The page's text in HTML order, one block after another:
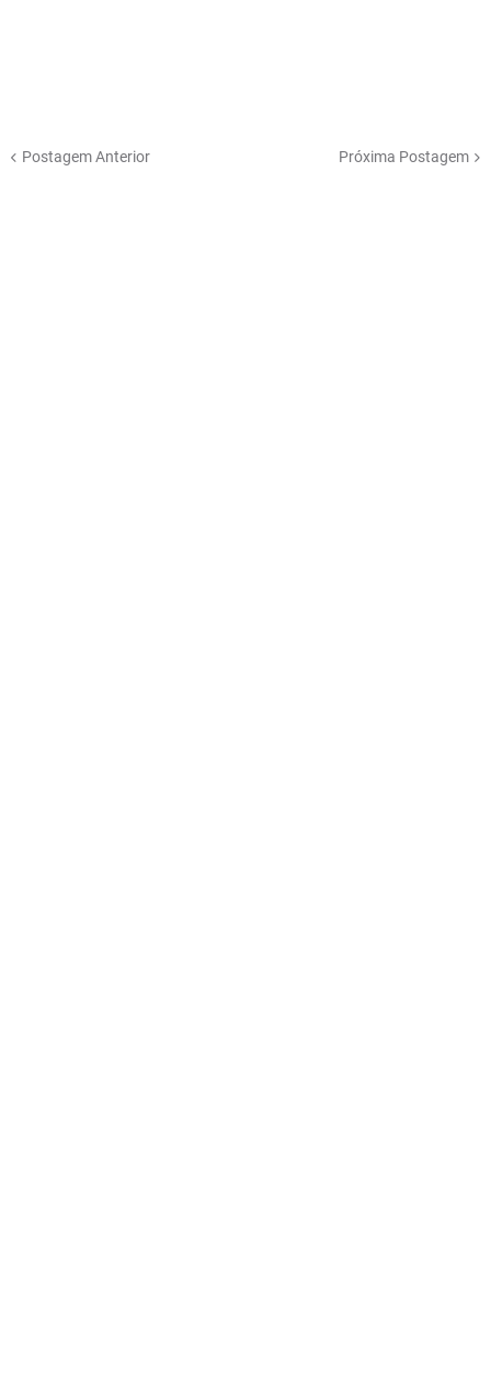
Postagem Anterior Próxima Postagem